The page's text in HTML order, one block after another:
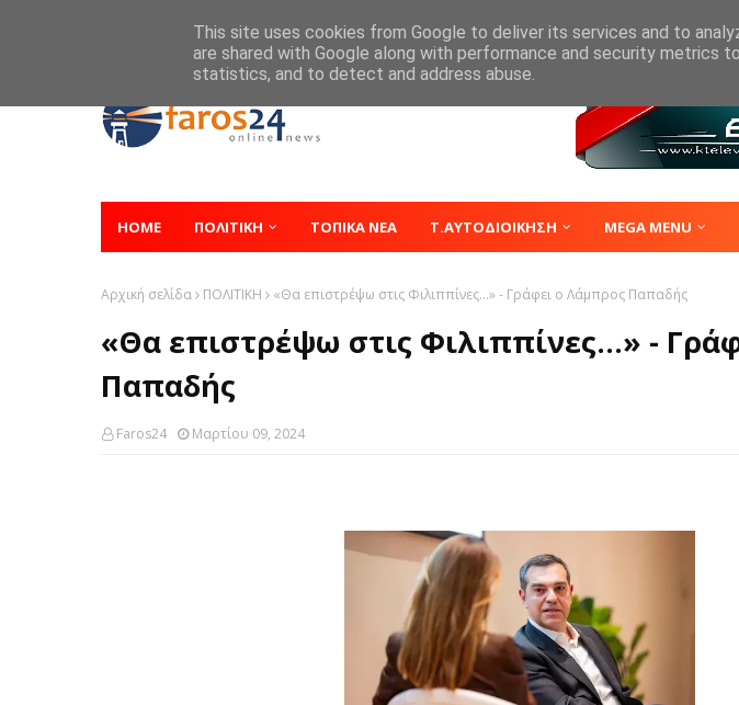
HOME ΠΟΛΙΤΙΚΗ ΤΟΠΙΚΑ ΝΕΑ Τ.ΑΥΤΟΔΙΟΙΚΗΣΗ MEGA MENU
Αρχική σελίδα ΠΟΛΙΤΙΚΗ «Θα επιστρέψω στις Φιλιππίνες...» - Γράφει ο Λάμπρος Παπαδής
«Θα επιστρέψω στις Φιλιππίνες...» -
Παπαδής
Faros24 Μαρτίου 09, 2024
This site uses cookies from Google to deliver its services and to
are shared with Google along with performance and security metrics
statistics, and to detect and address abuse.